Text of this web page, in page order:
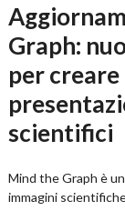
Graph:
per
scientifici
Mind the Graph è
immagini